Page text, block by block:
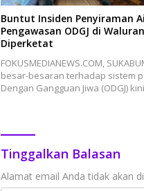
Buntut Insiden Penyiraman
Pengawasan ODGJ di
Diperketat
FOKUSMEDIANEWS.COM,
besar-besaran terhadap sistem
Dengan Gangguan Jiwa (ODGJ)
Tinggalkan Balasan
Alamat email Anda tidak akan